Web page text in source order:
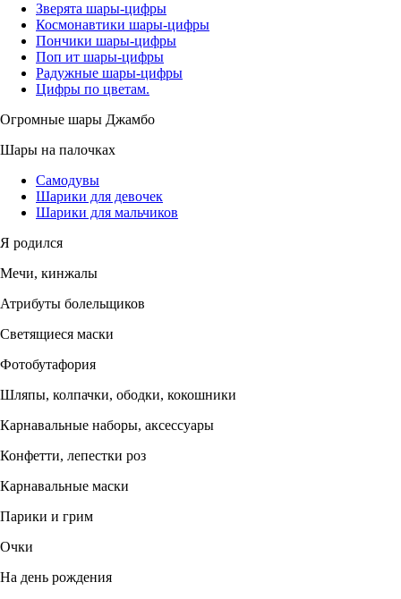
Зверята шары-цифры
Космонавтики шары-цифры
Пончики шары-цифры
Поп ит шары-цифры
Радужные шары-цифры
Цифры по цветам.
Огромные шары Джамбо
Шары на палочках
Самодувы
Шарики для девочек
Шарики для мальчиков
Я родился
Мечи, кинжалы
Атрибуты болельщиков
Светящиеся маски
Фотобутафория
Шляпы, колпачки, ободки, кокошники
Карнавальные наборы, аксессуары
Конфетти, лепестки роз
Карнавальные маски
Парики и грим
Очки
На день рождения